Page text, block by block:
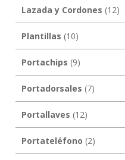
Lazada y Cordones (12)
Plantillas (10)
Portachips (9)
Portadorsales (7)
Portallaves (12)
Portateléfono (2)